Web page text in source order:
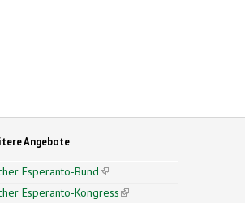
Angebote
Esperanto-Bund(link is external)
Esperanto-Kongress(link is external)